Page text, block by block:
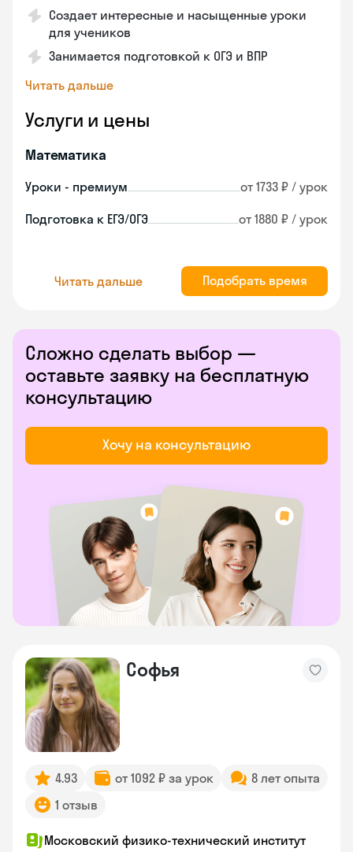
Создает интересные и насыщенные уроки
для учеников
Занимается подготовкой к ОГЭ и ВПР
Читать дальше
Услуги и цены
Математика
Уроки - премиум от 1733 ₽ / урок
Подготовка к ЕГЭ/ОГЭ от 1880 ₽ / урок
Читать дальше Подобрать время
Сложно сделать выбор —
оставьте заявку на бесплатную
консультацию
Хочу на консультацию
Софья
4.93 от 1092 ₽ за урок
8 лет опыта
1 отзыв
Московский физико-технический институт